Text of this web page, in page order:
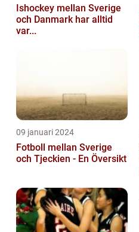
Ishockey mellan Sverige
och Danmark har alltid
var...
09 januari 2024
Fotboll mellan Sverige
och Tjeckien - En Översikt